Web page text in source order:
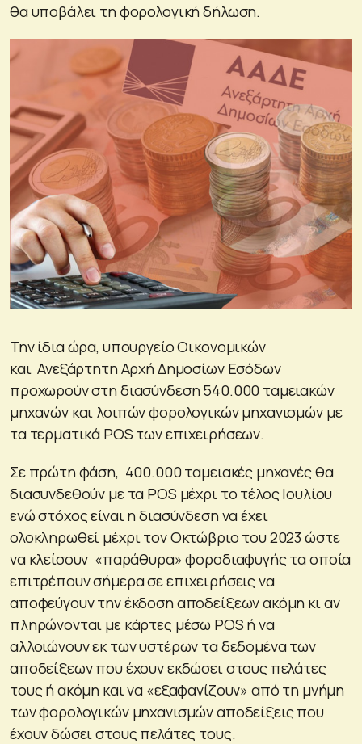
θα υποβάλει τη φορολογική δήλωση.
Την ίδια ώρα, υπουργείο Οικονομικών
και Ανεξάρτητη Αρχή Δημοσίων Εσόδων
προχωρούν στη διασύνδεση 540.000 ταμειακών
μηχανών και λοιπών φορολογικών μηχανισμών με
τα τερματικά POS των επιχειρήσεων.
Σε πρώτη φάση, 400.000 ταμειακές μηχανές θα
διασυνδεθούν με τα POS μέχρι το τέλος Ιουλίου
ενώ στόχος είναι η διασύνδεση να έχει
ολοκληρωθεί μέχρι τον Οκτώβριο του 2023 ώστε
να κλείσουν «παράθυρα» φοροδιαφυγής τα οποία
επιτρέπουν σήμερα σε επιχειρήσεις να
αποφεύγουν την έκδοση αποδείξεων ακόμη κι αν
πληρώνονται με κάρτες μέσω POS ή να
αλλοιώνουν εκ των υστέρων τα δεδομένα των
αποδείξεων που έχουν εκδώσει στους πελάτες
τους ή ακόμη και να «εξαφανίζουν» από τη μνήμη
των φορολογικών μηχανισμών αποδείξεις που
έχουν δώσει στους πελάτες τους.